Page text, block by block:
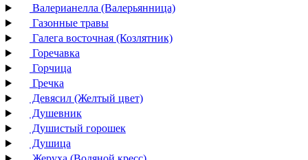
Валерианелла (Валерьянница)
Газонные травы
Галега восточная (Козлятник)
Горечавка
Горчица
Гречка
Девясил (Желтый цвет)
Душевник
Душистый горошек
Душица